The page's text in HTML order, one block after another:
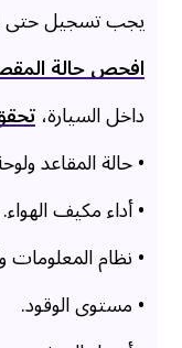
يجب تسجيل حتى
افحص حالة
داخل السيارة،
• حالة المقاعد
• أداء مكيف الهواء.
• نظام المعلومات
• مستوى الوقود.